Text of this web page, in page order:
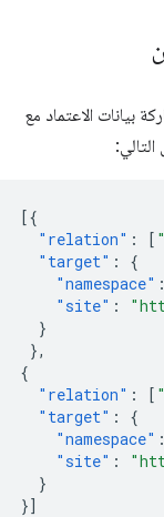
بيانات الاعتماد مع
[{
"relation" : [
"target" :
{
"namespace" :
"site" :
}
},
{
"relation" : [
"target" :
{
"namespace" :
"site" :
}
}]